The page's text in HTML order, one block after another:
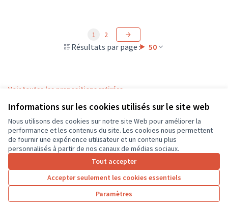
Informations sur les cookies utilisés sur le site web
Nous utilisons des cookies sur notre site Web pour améliorer la
performance et les contenus du site. Les cookies nous permettent
de fournir une expérience utilisateur et un contenu plus
personnalisés à partir de nos canaux de médias sociaux.
Tout accepter
Accepter seulement les cookies essentiels
Paramètres
Résultats par page : 50
1 2
Voir toutes les propositions retirées
Conditions d'utilisation
Paramètres des cookies
CD37 sur X
(Lien externe)
CD37 sur Facebook
CD37 sur Instagram
CD37 sur YouTube
(Lien externe)
Site réalisé grâce aulogiciel libre Decidim .
Licence
(Lien